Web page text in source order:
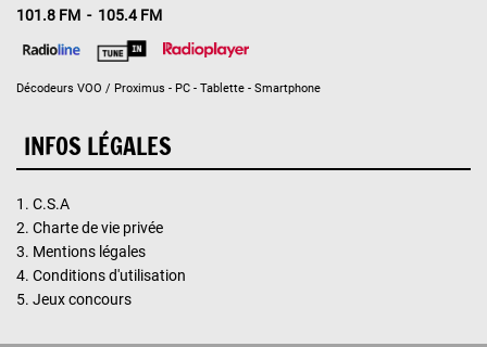
101.8 FM - 105.4 FM
Décodeurs VOO / Proximus - PC - Tablette - Smartphone
INFOS LÉGALES
1. C.S.A
2. Charte de vie privée
3. Mentions légales
4. Conditions d'utilisation
5. Jeux concours